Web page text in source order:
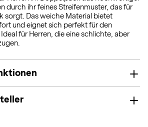
durch ihr feines Streifenmuster, das für
sorgt. Das weiche Material bietet
und eignet sich perfekt für den
für Herren, die eine schlichte, aber